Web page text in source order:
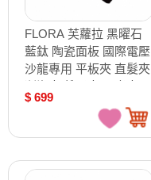
FLORA 芙蘿拉 黑曜石
藍鈦 陶瓷面板 國際電壓
沙龍專用 平板夾 直髮夾
支 BS-301
$ 699